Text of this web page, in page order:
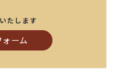
たします
ーム